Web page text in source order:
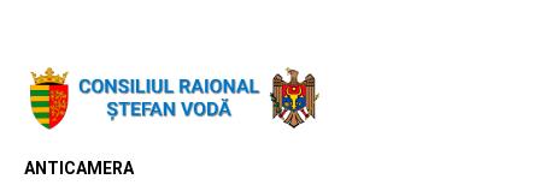
ANTICAMERA